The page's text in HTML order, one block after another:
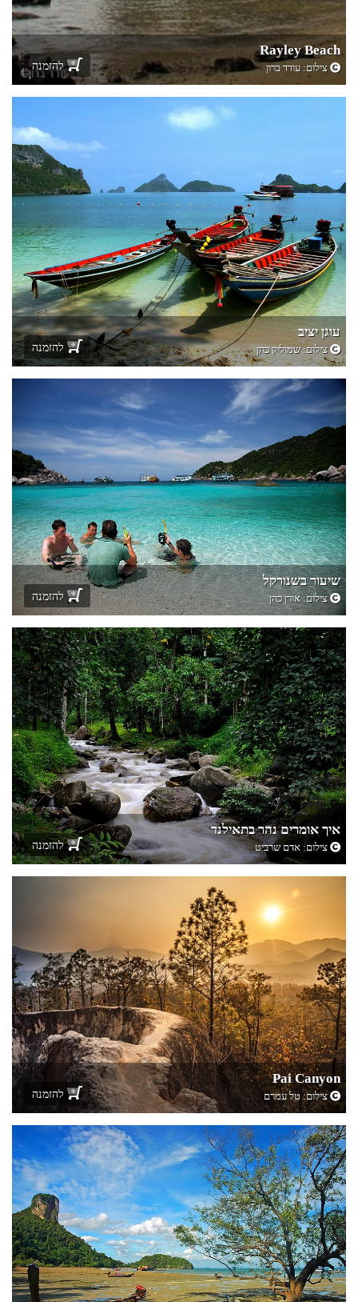
Rayley Beach
צילום:עודד ברון להזמנה
עוגן יציב
צילום:שמוליק כהן להזמנה
שיעור בשנורקל
צילום:אורן כהן להזמנה
איך אומרים נהר בתאילנד
צילום: אדם שרביט להזמנה
Pai Canyon
צילום:טל עמרם להזמנה